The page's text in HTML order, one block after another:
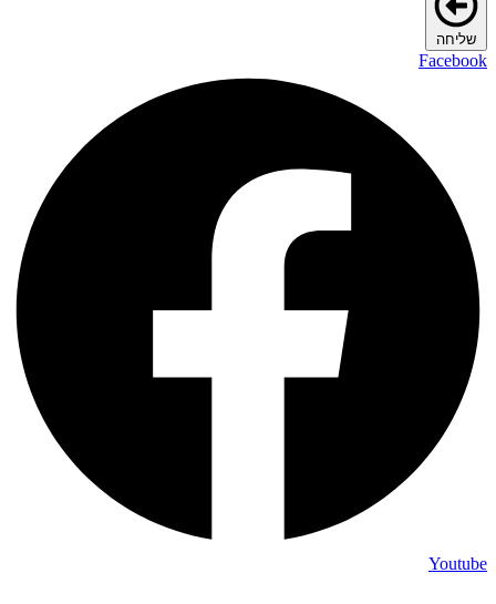
שליחה
Facebook
Youtube